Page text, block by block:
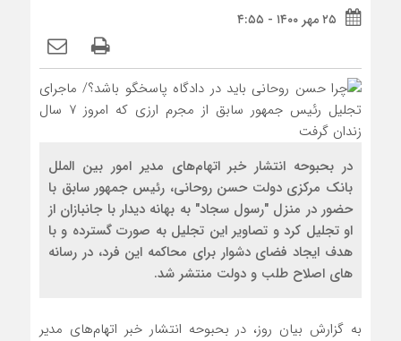
۲۵ مهر ۱۴۰۰ - ۴:۵۵
در بحبوحه انتشار خبر اتهام‌های مدیر امور بین الملل
بانک مرکزی دولت حسن روحانی، رئیس جمهور سابق با
حضور در منزل "رسول سجاد" به بهانه دیدار با جانبازان از
او تجلیل کرد و تصاویر این تجلیل به صورت گسترده و با
هدف ایجاد فضای دشوار برای محاکمه این فرد، در رسانه
های اصلاح طلب و دولت منتشر شد.
به گزارش بیان روز، در بحبوحه انتشار خبر اتهام‌های مدیر